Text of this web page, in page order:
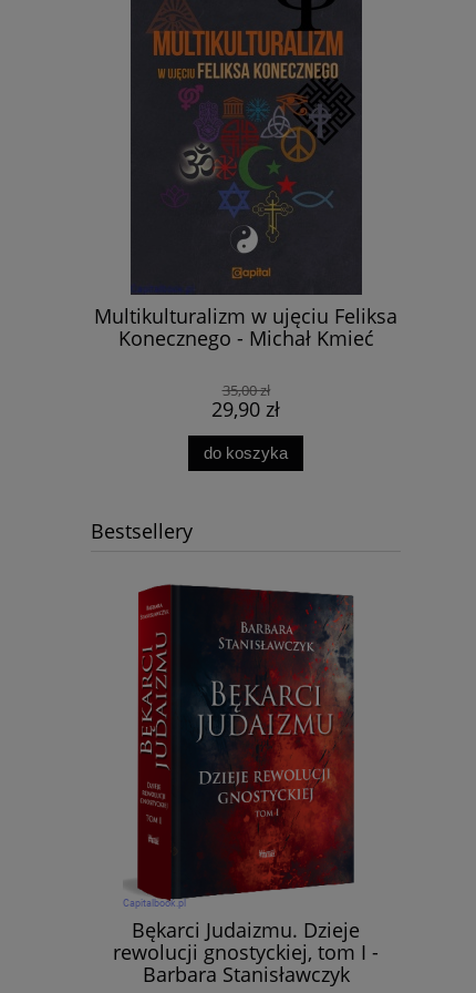
Multikulturalizm w ujęciu Feliksa
Konecznego - Michał Kmieć
35,00 zł
29,90 zł
do koszyka
Bestsellery
Bękarci Judaizmu. Dzieje
rewolucji gnostyckiej, tom I -
Barbara Stanisławczyk